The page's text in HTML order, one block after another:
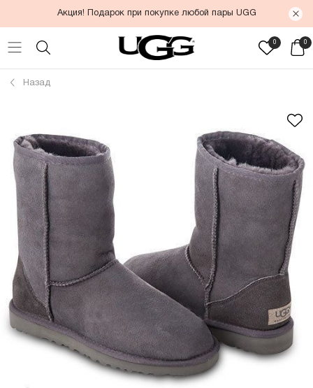
Акция! Подарок при покупке любой пары UGG
0 0
Назад